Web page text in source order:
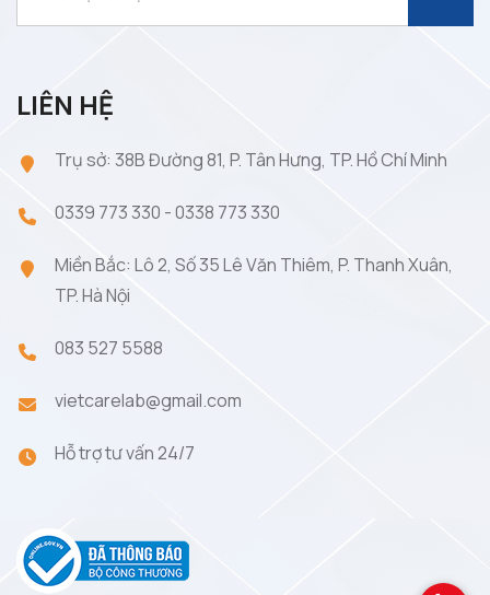
LIÊN HỆ
Trụ sở: 38B Đường 81, P. Tân Hưng, TP. Hồ Chí Minh
0339 773 330 -0338 773 330
Miền Bắc: Lô 2, Số 35 Lê Văn Thiêm, P. Thanh Xuân,
TP. Hà Nội
083 527 5588
vietcarelab@gmail.com
Hỗ trợ tư vấn 24/7